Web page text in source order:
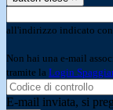
all'indirizzo indicato
Non hai una e-mail
tramite la Login
E-mail inviata, si